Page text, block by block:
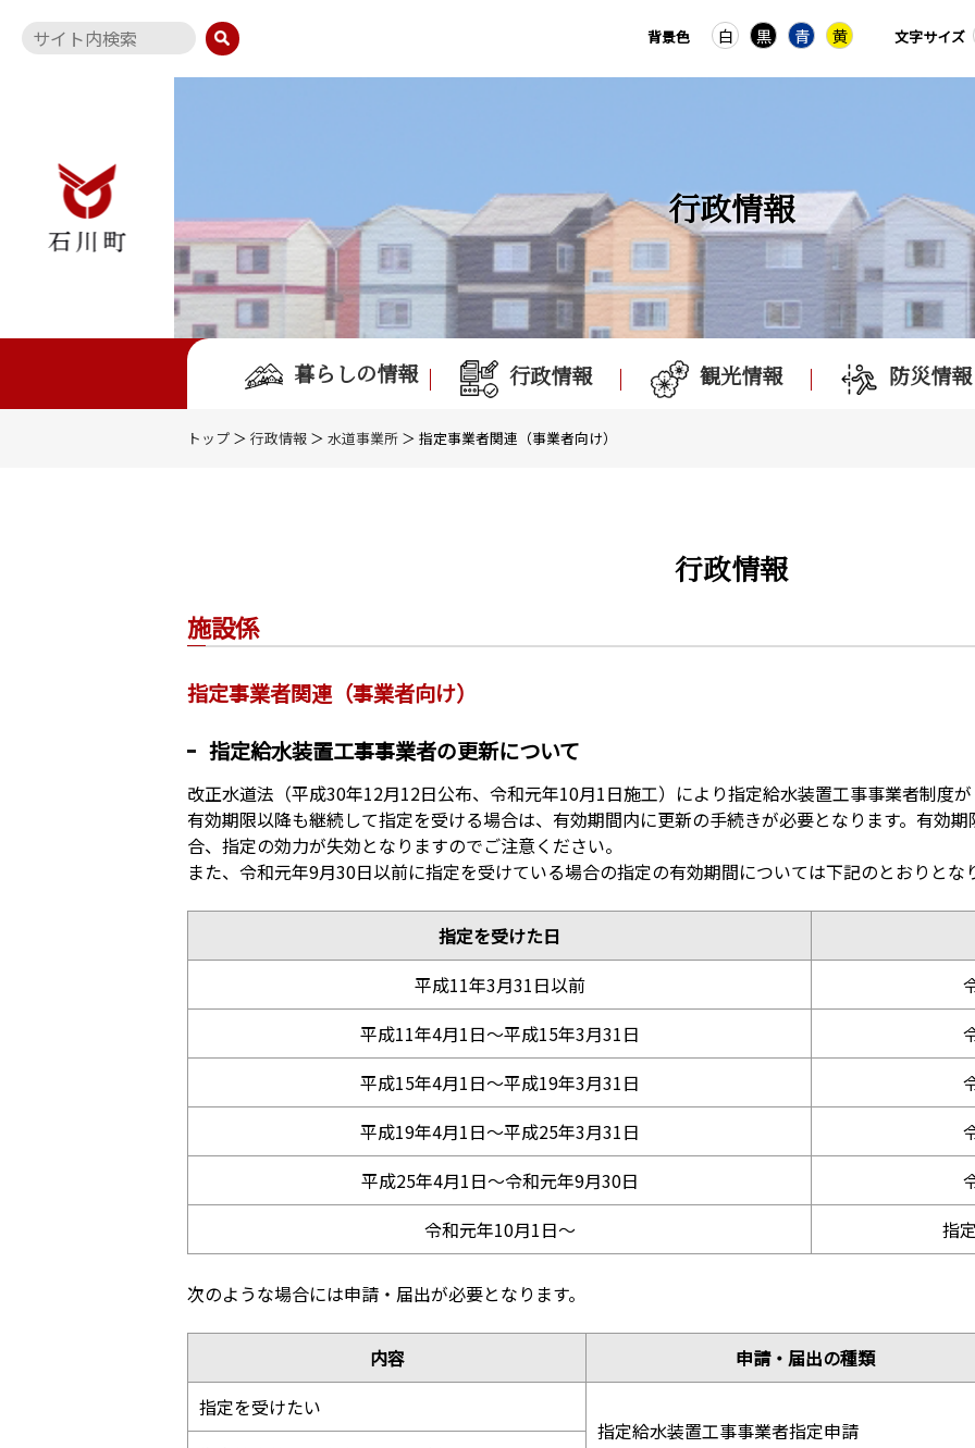
文字サイズ
背景色 白 黒 青 黄
行政情報
暮らしの情報 行政情報 観光情報 防災情報
トップ ＞ 行政情報 ＞ 水道事業所 ＞ 指定事業者関連（事業者向け）
行政情報
施設係
指定事業者関連（事業者向け）
指定給水装置工事事業者の更新について
改正水道法（平成30年12月12日公布、令和元年10月1日施工）により指定給水装置工事事業者制度
有効期限以降も継続して指定を受ける場合は、有効期間内に更新の手続きが必要となります。有効
合、指定の効力が失効となりますのでご注意ください。
また、令和元年9月30日以前に指定を受けている場合の指定の有効期間については下記のとおりとな
指定を受けた日
平成11年3月31日以前
平成11年4月1日〜平成15年3月31日
平成15年4月1日〜平成19年3月31日
平成19年4月1日〜平成25年3月31日
平成25年4月1日〜令和元年9月30日
令和元年10月1日〜
指
次のような場合には申請・届出が必要となります。
内容 申請・届出の種類
指定を受けたい
指定給水装置工事事業者指定申請